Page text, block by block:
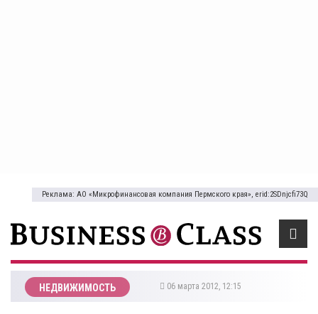
Реклама: АО «Микрофинансовая компания Пермского края», erid:2SDnjcfi73Q
НЕДВИЖИМОСТЬ 06 марта 2012, 12:15